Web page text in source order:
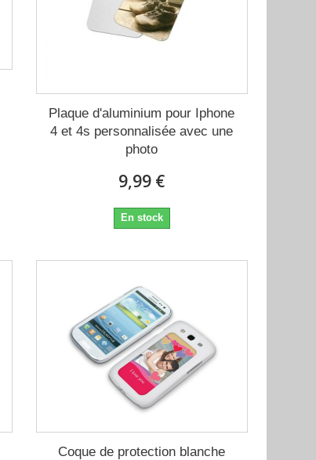
Plaque d'aluminium pour Iphone
4 et 4s personnalisée avec une
photo
9,99 €
En stock
Coque de protection blanche